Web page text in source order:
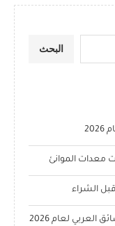
البحث
الشراء